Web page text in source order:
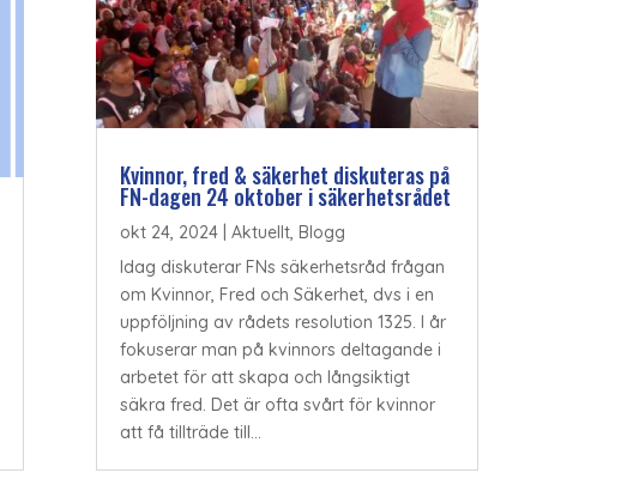
Kvinnor, fred & säkerhet diskuteras på
FN-dagen 24 oktober i säkerhetsrådet
okt 24, 2024| Aktuellt, Blogg
Idag diskuterar FNs säkerhetsråd frågan
om Kvinnor, Fred och Säkerhet, dvs i en
uppföljning av rådets resolution 1325. I år
fokuserar man på kvinnors deltagande i
arbetet för att skapa och långsiktigt
säkra fred. Det är ofta svårt för kvinnor
att få tillträde till...